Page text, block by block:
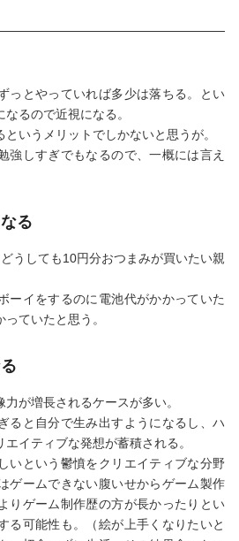
っとやっていれば多少は落ちる。とい
るので近視になる。
いうメリットでしかないと思うが。
強しすぎでもなるので、一概には言え
る
うしても10円分おつまみが買いたい親
ーイをするのに電池代がかかっていた
ていたと思う。
が増長されるケースが多い。
ると自分で生み出すようになるし、ハ
イティブな発想が蓄積される。
いという鬱憤をクリエイティブな分野
ゲームできない腹いせからゲーム製作
りゲーム制作歴の方が長かったりとい
る可能性も。（絵が上手くなりたいと